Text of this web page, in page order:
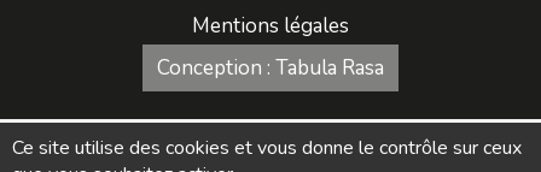
Mentions légales
Conception : Tabula Rasa
Ce site utilise des cookies et vous donne le contrôle sur ceux